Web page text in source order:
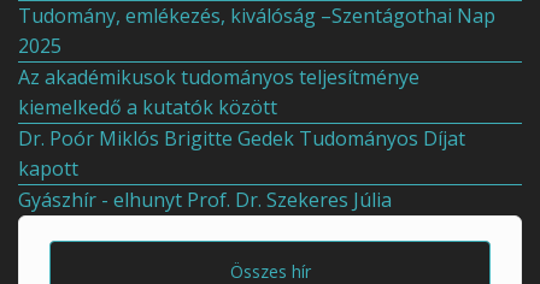
Tudomány, emlékezés, kiválóság –Szentágothai Nap
2025
Az akadémikusok tudományos teljesítménye
kiemelkedő a kutatók között
Dr. Poór Miklós Brigitte Gedek Tudományos Díjat
kapott
Gyászhír - elhunyt Prof. Dr. Szekeres Júlia
Összes hír